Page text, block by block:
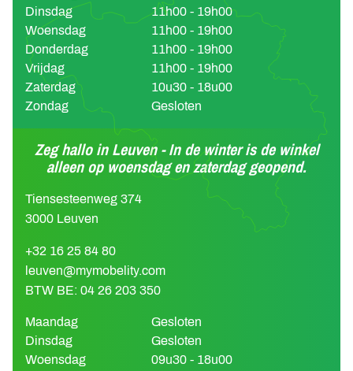
Dinsdag
11h00 - 19h00
Woensdag
11h00 - 19h00
Donderdag
11h00 - 19h00
Vrijdag
11h00 - 19h00
Zaterdag
10u30 - 18u00
Zondag
Gesloten
Zeg hallo in Leuven - In de winter is de winkel
alleen op woensdag en zaterdag geopend.
Tiensesteenweg 374
3000 Leuven
+32 16 25 84 80
leuven@mymobelity.com
BTW BE: 04 26 203 350
Maandag
Gesloten
Dinsdag
Gesloten
Woensdag
09u30 - 18u00